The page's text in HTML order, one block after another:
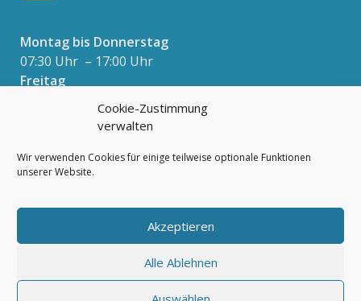
Cookie-Zustimmung
verwalten
Wir verwenden Cookies für einige teilweise optionale Funktionen
unserer Website.
Akzeptieren
Alle Ablehnen
Montag bis Donnerstag
07:30 Uhr – 17:00 Uhr
Freitag
07:30 Uhr – 16:00 Uhr
Datenschutzerklärung
Cookie-Richtlinie (EU)